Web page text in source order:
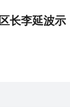
长李延波示